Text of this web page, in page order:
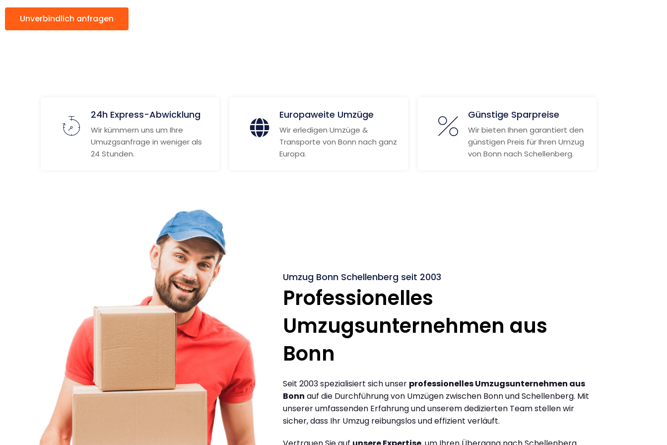
Unverbindlich anfragen
24h Express-Abwicklung
Wir kümmern uns um Ihre
Umuzgsanfrage in weniger als
24 Stunden.
Europaweite Umzüge
Wir erledigen Umzüge &
Transporte von Bonn nach ganz
Europa.
Günstige Sparpreise
Wir bieten Ihnen garantiert den
günstigen Preis für Ihren Umzug
von Bonn nach Schellenberg.
Umzug Bonn Schellenberg seit 2003
Professionelles
Umzugsunternehmen aus
Bonn
Seit 2003 spezialisiert sich unser professionelles Umzugsunternehmen aus
Bonn auf die Durchführung von Umzügen zwischen Bonn und Schellenberg. Mit
unserer umfassenden Erfahrung und unserem dedizierten Team stellen wir
sicher, dass Ihr Umzug reibungslos und effizient verläuft.